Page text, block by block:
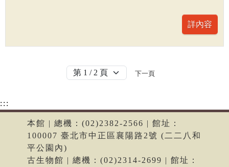
下一頁
:::
本館 | 總機：(02)2382-2566 | 館址：
100007 臺北市中正區襄陽路2號 (二二八和
平公園內)
古生物館 | 總機：(02)2314-2699 | 館址：